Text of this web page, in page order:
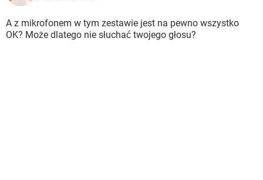
A z mikrofonem w tym zestawie jest na pewno wszystko
OK? Może dlatego nie słuchać twojego głosu?